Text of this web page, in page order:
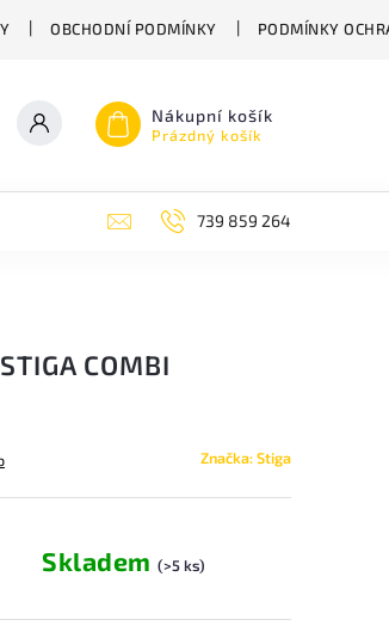
OBCHODNÍ PODMÍNKY PODMÍNKY
Nákupní košík
Prázdný košík
ZAHRADNÍ NŮŽKY ZAHRADNÍ NÁŘADÍ STIGA
739 859 264
COMBI
Značka:Stiga
Skladem(>5 ks)